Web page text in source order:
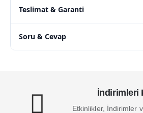
Teslimat & Garanti
Soru & Cevap
İndirimleri
Etkinlikler, İndirimler